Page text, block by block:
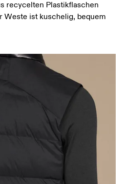
recycelten Plastikflaschen
Weste ist kuschelig, bequem